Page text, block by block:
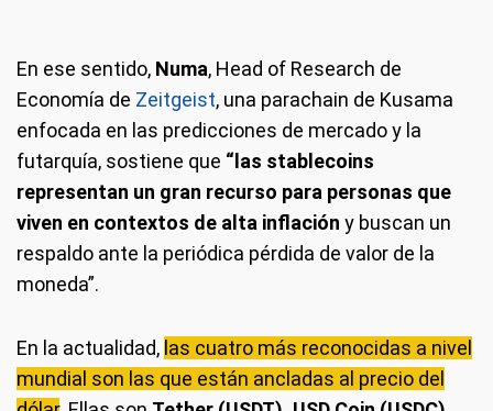
En ese sentido, Numa, Head of Research de
Economía de Zeitgeist, una parachain de Kusama
enfocada en las predicciones de mercado y la
futarquía, sostiene que “las stablecoins
representan un gran recurso para personas que
viven en contextos de alta inflación y buscan un
respaldo ante la periódica pérdida de valor de la
moneda”.
En la actualidad, las cuatro más reconocidas a nivel
mundial son las que están ancladas al precio del